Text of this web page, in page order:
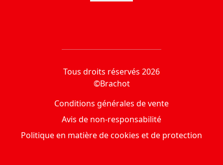
Tous droits réservés 2026
©Brachot
Conditions générales de vente
Avis de non-responsabilité
Politique en matière de cookies et de protection